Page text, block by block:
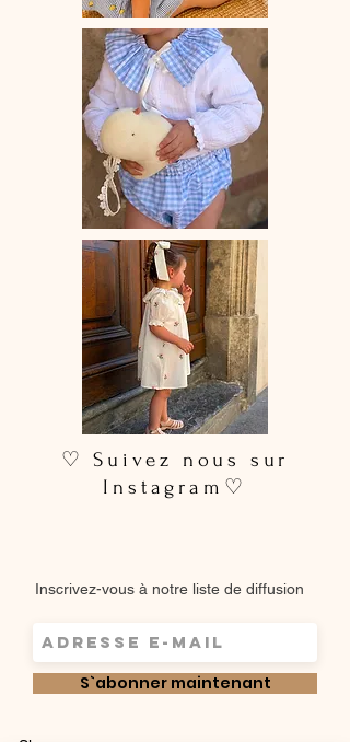
en cours.
♡ Lavage à la main ou en machine
30° max, couleurs similaires,
essorage délicat. Ne pas utilser de
sèche-linge.
♡ Conseil taille : la taille étant
élastique, prenez votre taille
habituelle.
Je porte la taille S sur la photo qui est
taille haute.
♡Longueur de la jupe courte :
environ 46/47cm
♡Longueur de la jupe longue :
environ 86 cm
Si besoin d'une longueur particulière,
n'hésitez pas à m'envoyer un mail à
happyleoniestore@gmail.com
La version longue présente une
légère fente sur le côté pour plus
♡ Suivez nous sur
Instagram♡
Inscrivez-vous à notre liste de diffusion
S`abonner maintenant